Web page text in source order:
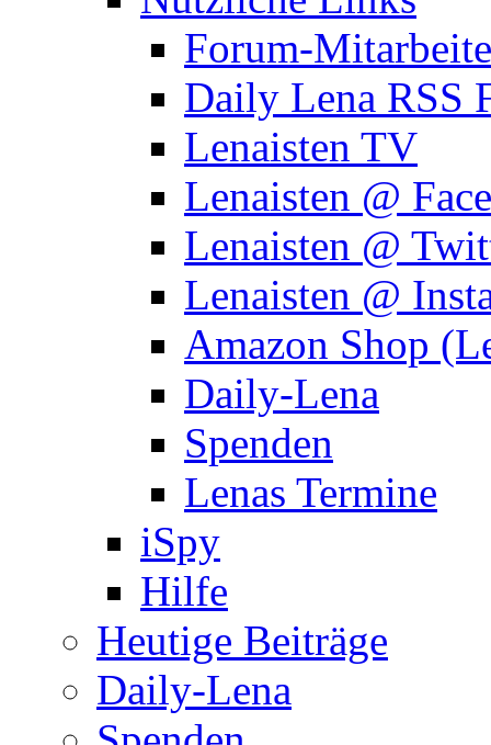
Forum-
Daily Lena RSS
Lenaisten TV
Lenaisten @
Lenaisten @
Lenaisten @
Amazon Shop
Daily-Lena
Spenden
Lenas Termine
iSpy
Hilfe
Heutige Beiträge
Daily-Lena